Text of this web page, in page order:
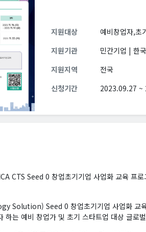
지원대상
예비창업자,초
지원기관
민간기업 | 한
지원지역
전국
신청기간
2023.09.27 ~
CTS Seed 0 창업초기기업 사업화 교육 프
Solution) Seed 0 창업초기기업 사업화 교
하는 예비 창업가 및 초기 스타트업 대상 글로